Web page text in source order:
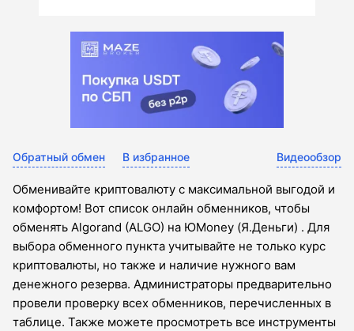
Обратный обмен В избранное Видеообзор
Обменивайте криптовалюту с максимальной выгодой и
комфортом! Вот список онлайн обменников, чтобы
обменять Algorand (ALGO) на ЮMoney (Я.Деньги) . Для
выбора обменного пункта учитывайте не только курс
криптовалюты, но также и наличие нужного вам
денежного резерва. Администраторы предварительно
провели проверку всех обменников, перечисленных в
таблице. Также можете просмотреть все инструменты